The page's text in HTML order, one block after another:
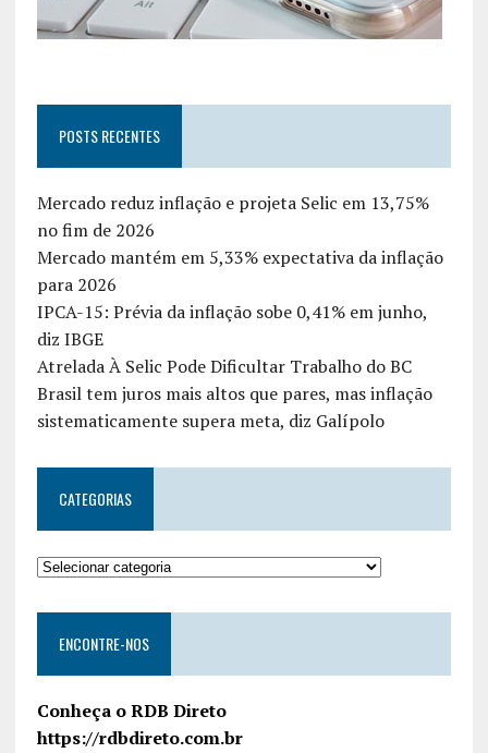
POSTS RECENTES
Mercado reduz inflação e projeta Selic em 13,75%
no fim de 2026
Mercado mantém em 5,33% expectativa da inflação
para 2026
IPCA-15: Prévia da inflação sobe 0,41% em junho,
diz IBGE
Atrelada À Selic Pode Dificultar Trabalho do BC
Brasil tem juros mais altos que pares, mas inflação
sistematicamente supera meta, diz Galípolo
CATEGORIAS
ENCONTRE-NOS
Conheça o RDB Direto
https://rdbdireto.com.br